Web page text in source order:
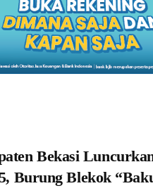
Bekasi
Burung Blekok